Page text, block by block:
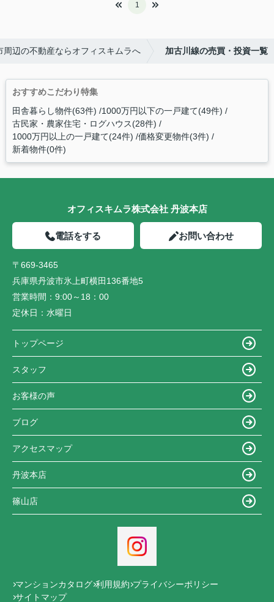
1
周辺の不動産ならオフィスキムラへ 加古川線の売買・投資一覧
おすすめこだわり特集
田舎暮らし物件(63件) 1000万円以下の一戸建て(49件)
古民家・農家住宅・ログハウス(28件)
1000万円以上の一戸建て(24件) 価格変更物件(3件)
新着物件(0件)
オフィスキムラ株式会社 丹波本店
電話をする お問い合わせ
〒669-3465
兵庫県丹波市氷上町横田136番地5
営業時間： 9:00～18：00
定休日： 水曜日
トップページ
スタッフ
お客様の声
ブログ
アクセスマップ
丹波本店
篠山店
マンションカタログ 利用規約 プライバシーポリシー
サイトマップ